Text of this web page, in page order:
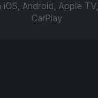
iOS, Android, Apple
CarPlay